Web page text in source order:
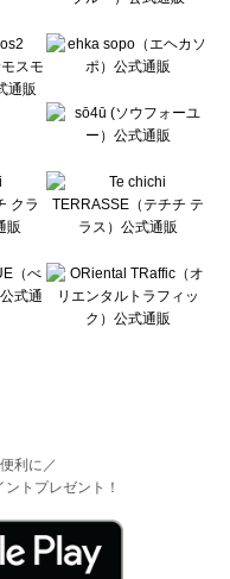
利に／
トプレゼント！